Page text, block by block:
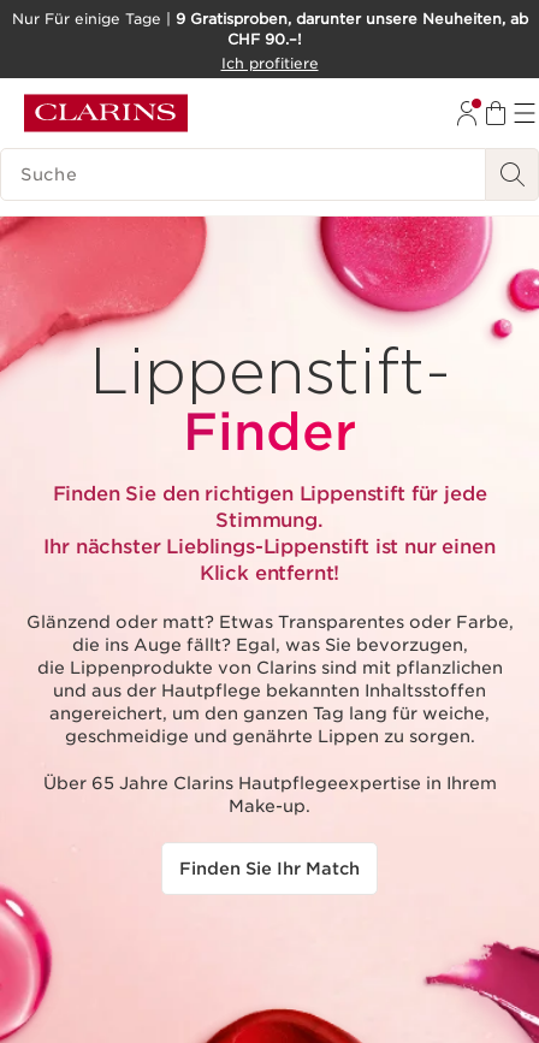
BARRIEREFREIHEITSWERKZEUG
Nur Für einige Tage | 9 Gratisproben, darunter unsere Neuheiten, ab
CHF 90.–!
Ich profitiere
LEGENDE SUCHEN
Lippenstift-
Finder
Finden Sie den richtigen Lippenstift für jede
Stimmung.
Ihr nächster Lieblings-Lippenstift ist nur einen
Klick entfernt!
Glänzend oder matt? Etwas Transparentes oder Farbe,
die ins Auge fällt? Egal, was Sie bevorzugen,
die Lippenprodukte von Clarins sind mit pflanzlichen
und aus der Hautpflege bekannten Inhaltsstoffen
angereichert, um den ganzen Tag lang für weiche,
geschmeidige und genährte Lippen zu sorgen.
Über 65 Jahre Clarins Hautpflegeexpertise in Ihrem
Make-up.
Finden Sie Ihr Match